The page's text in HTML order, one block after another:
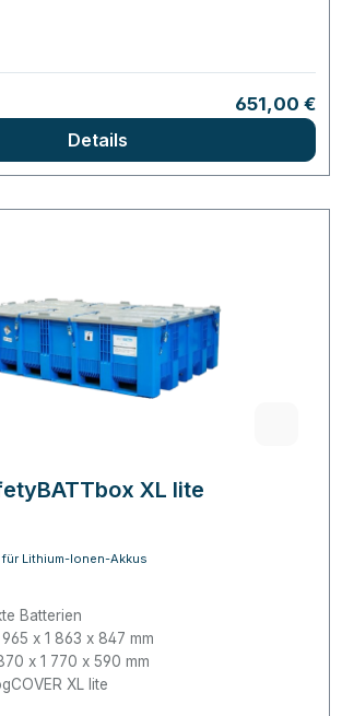
Regulärer
651,00 €
Details
XL lite
Lithium-Ionen-Akkus
Batterien
x 1 863 x 847 mm
x 1 770 x 590 mm
XL lite